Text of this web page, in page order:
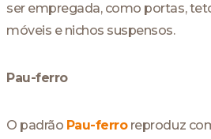
ser empregada, como portas,
móveis e nichos suspensos.
Pau-ferro
O padrão Pau-ferroreproduz